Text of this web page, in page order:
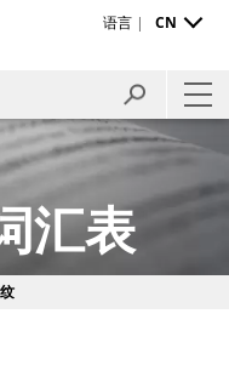
语言 | CN
汇表